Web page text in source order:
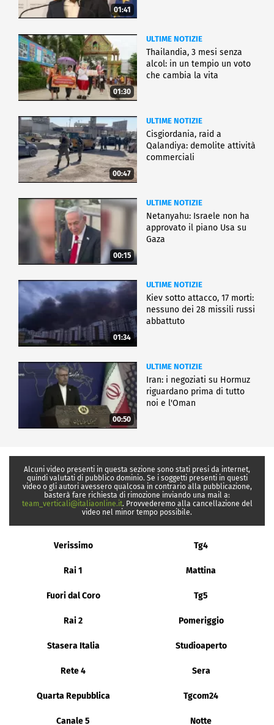
01:41
01:30
ULTIME NOTIZIE
Thailandia, 3 mesi senza
alcol: in un tempio un voto
che cambia la vita
00:47
ULTIME NOTIZIE
Cisgiordania, raid a
Qalandiya: demolite attività
commerciali
00:15
ULTIME NOTIZIE
Netanyahu: Israele non ha
approvato il piano Usa su
Gaza
01:34
ULTIME NOTIZIE
Kiev sotto attacco, 17 morti:
nessuno dei 28 missili russi
abbattuto
00:50
ULTIME NOTIZIE
Iran: i negoziati su Hormuz
riguardano prima di tutto
noi e l'Oman
Alcuni video presenti in questa sezione sono stati presi da internet,
quindi valutati di pubblico dominio. Se i soggetti presenti in questi
video o gli autori avessero qualcosa in contrario alla pubblicazione,
basterà fare richiesta di rimozione inviando una mail a:
team_verticali@italiaonline.it. Provvederemo alla cancellazione del
video nel minor tempo possibile.
Verissimo Tg4
Rai 1 Mattina
Fuori dal Coro Tg5
Rai 2 Pomeriggio
Stasera Italia Studioaperto
Rete 4 Sera
Quarta Repubblica Tgcom24
Canale 5 Notte